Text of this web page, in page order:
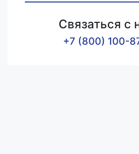
Связаться с
+7 (800) 100-